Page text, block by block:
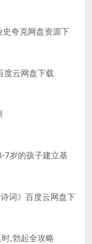
夸克网盘资源下
度云网盘下载
7岁的孩子建立基
词》百度云网盘下
,勃起全攻略